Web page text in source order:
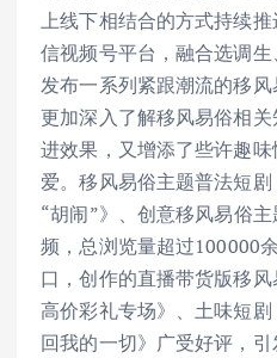
上线下相结合的方式持续
信视频号平台，融合选调
发布一系列紧跟潮流的移
更加深入了解移风易俗相
进效果，又增添了些许趣
爱。移风易俗主题普法短
“胡闹”》、创意移风易俗
频，总浏览量超过100000
口，创作的直播带货版移
高价彩礼专场》、土味短
回我的一切》广受好评，